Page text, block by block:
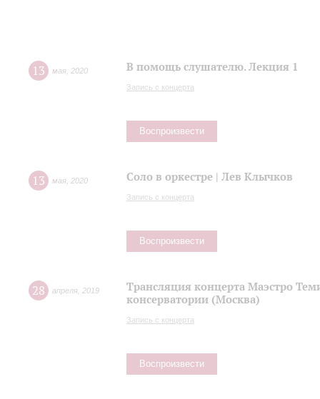
13 мая 2020 В помощь слушателю. Лекция 1
Запись с концерта
Воспроизвести
13 мая 2020 Соло в оркестре | Лев Клычков
Запись с концерта
Воспроизвести
28 апреля 2019
Трансляция концерта Маэстро
консерватории (Москва)
Запись с концерта
Воспроизвести